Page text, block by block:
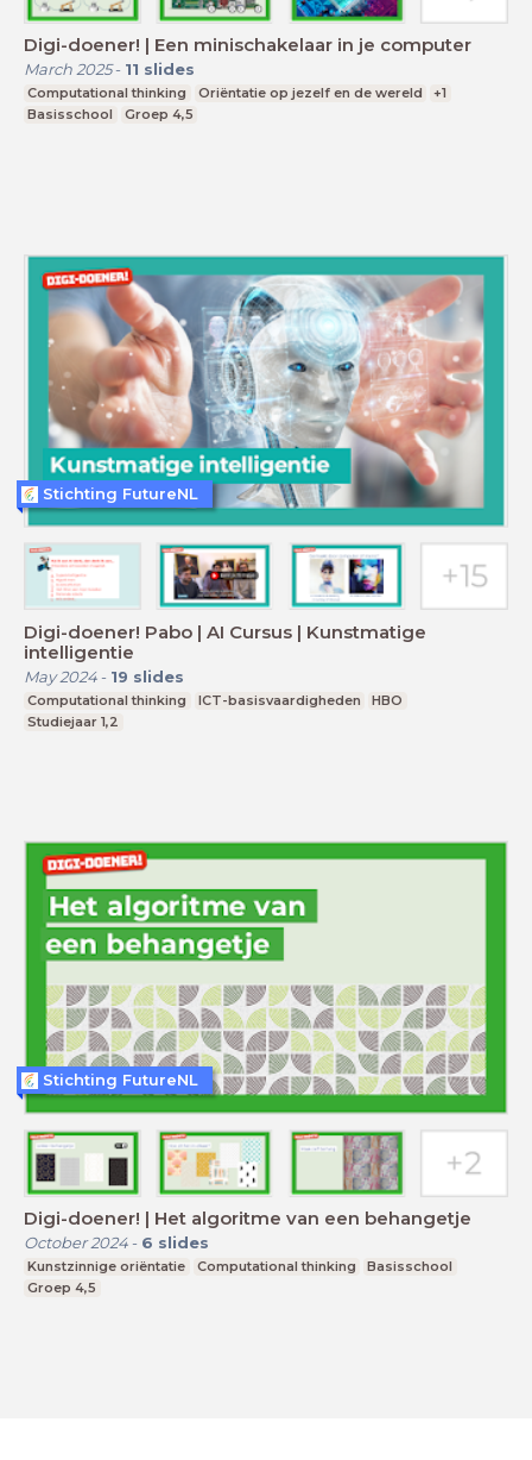
Digi-doener! | Een minischakelaar in je computer
March 2025- 11 slides
Computational thinking Oriëntatie op jezelf en de wereld
+1
Basisschool
Groep 4,5
Digi-doener! Pabo | AI Cursus | Kunstmatige
intelligentie
May 2024- 19 slides
Computational thinking ICT-basisvaardigheden
HBO
Studiejaar 1,2
Stichting FutureNL
Digi-doener! | Het algoritme van een behangetje
October 2024- 6 slides
Kunstzinnige oriëntatie Computational thinking
Basisschool
Groep 4,5
Stichting FutureNL